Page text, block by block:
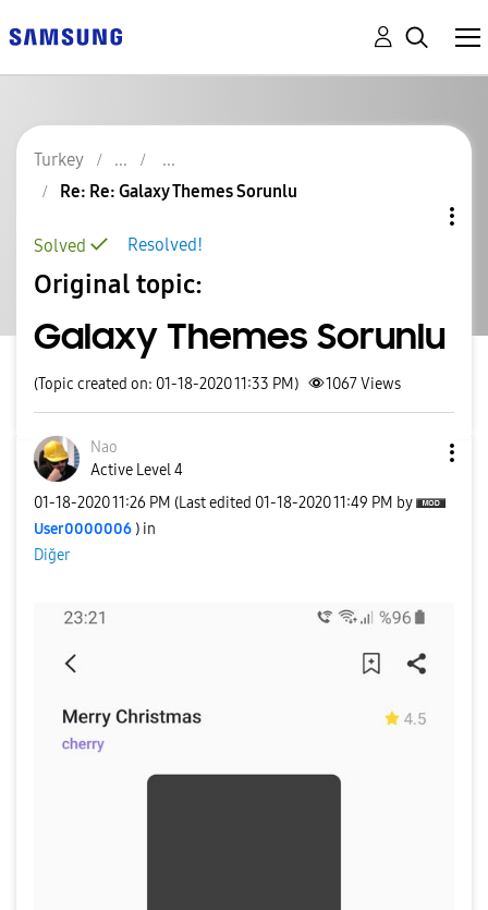
Turkey
Re: Re: Galaxy Themes Sorunlu
Resolved!
Solved
Original topic:
Galaxy Themes Sorunlu
(Topic created on: 01-18-2020 11:33 PM) 1067Views
Nao
Active Level 4
‎01-18-202011:26 PM (Last edited ‎01-18-202011:49 PM by
User0000006 ) in
Diğer